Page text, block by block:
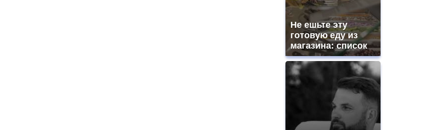
Не ешьте эту
готовую еду из
магазина: список